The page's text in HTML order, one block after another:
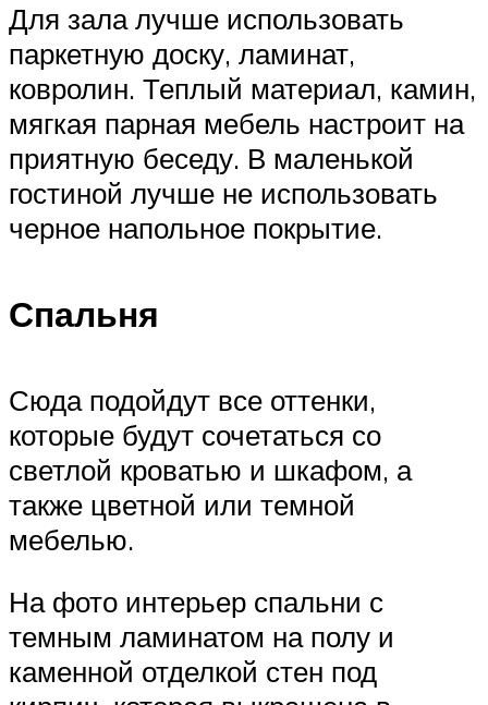
Для зала лучше использовать
паркетную доску, ламинат,
ковролин. Теплый материал, камин,
мягкая парная мебель настроит на
приятную беседу. В маленькой
гостиной лучше не использовать
черное напольное покрытие.
Спальня
Сюда подойдут все оттенки,
которые будут сочетаться со
светлой кроватью и шкафом, а
также цветной или темной
мебелью.
На фото интерьер спальни с
темным ламинатом на полу и
каменной отделкой стен под